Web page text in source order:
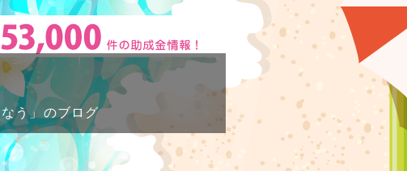
う」のブログ